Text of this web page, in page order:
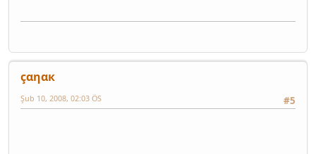
çαηαк
#5
Şub 10, 2008, 02:03 ÖS